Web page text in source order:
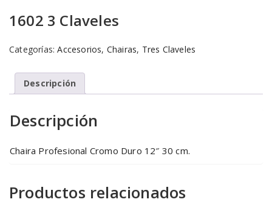
1602 3 Claveles
Categorías:Accesorios, Chairas, Tres Claveles
Descripción
Descripción
Chaira Profesional Cromo Duro 12″ 30 cm.
Productos relacionados